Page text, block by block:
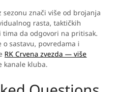
sezonu znači više od brojanja
rasta, taktičkih
da odgovori na pritisak.
sastavu, povredama i
RK Crvena zvezda — više
kanale kluba.